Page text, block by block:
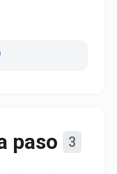
paso 3